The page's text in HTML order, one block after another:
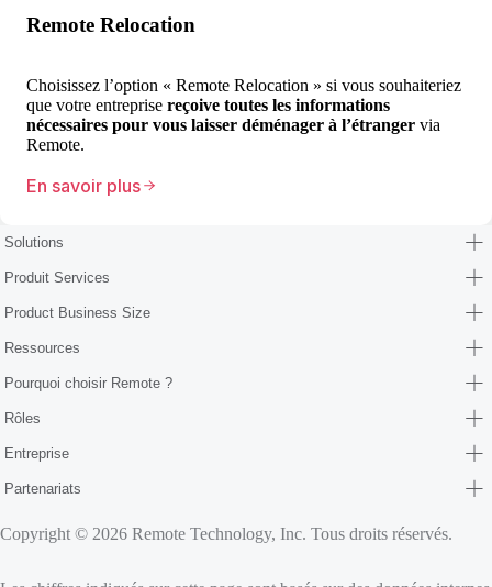
Remote Relocation
Choisissez l’option « Remote Relocation » si vous souhaiteriez
que votre entreprise reçoive toutes les informations
nécessaires pour vous laisser déménager à l’étranger via
Remote.
En savoir plus
Solutions
Produit Services
Product Business Size
Ressources
Pourquoi choisir Remote ?
Rôles
Entreprise
Partenariats
Copyright © 2026 Remote Technology, Inc. Tous droits réservés.